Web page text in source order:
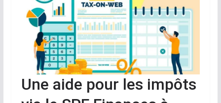
Une aide pour les impôts